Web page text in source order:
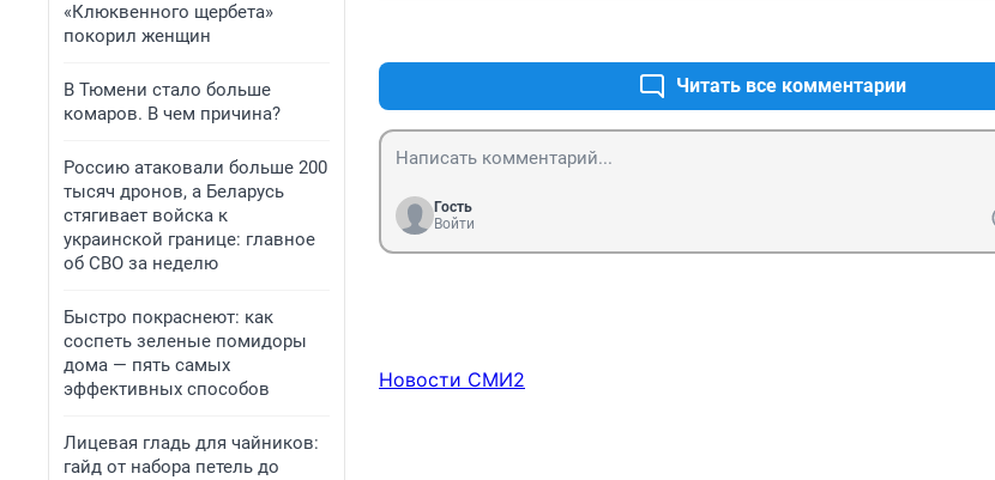
«Клюквенного щербета»
покорил женщин
В Тюмени стало больше
комаров. В чем причина?
Россию атаковали больше 200
тысяч дронов, а Беларусь
стягивает войска к
украинской границе: главное
об СВО за неделю
Быстро покраснеют: как
соспеть зеленые помидоры
дома — пять самых
эффективных способов
Лицевая гладь для чайников:
гайд от набора петель до
Читать все комментарии
Гость
Войти
Новости СМИ2